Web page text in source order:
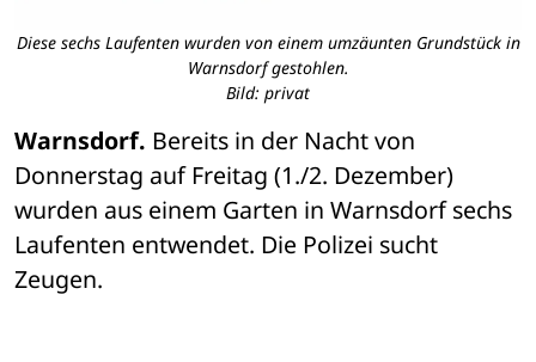
Diese sechs Laufenten wurden von einem umzäunten Grundstück in
Warnsdorf gestohlen.
Bild: privat
Warnsdorf. Bereits in der Nacht von
Donnerstag auf Freitag (1./2. Dezember)
wurden aus einem Garten in Warnsdorf sechs
Laufenten entwendet. Die Polizei sucht
Zeugen.